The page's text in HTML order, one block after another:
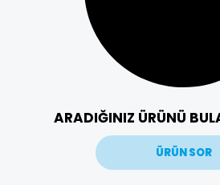
ARADIĞINIZ ÜRÜNÜ
ÜRÜN SOR